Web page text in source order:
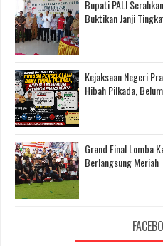
Bupati PALI
Buktikan Janji
Kejaksaan Negeri
Hibah Pilkada,
Grand Final Lomba
Berlangsung Meriah